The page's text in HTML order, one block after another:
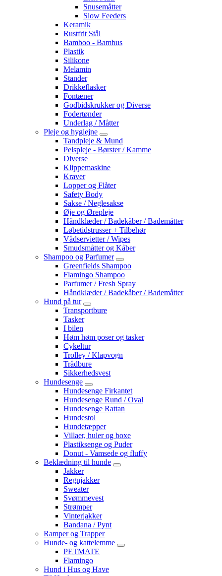
Snusemåtter
Slow Feeders
Keramik
Rustfrit Stål
Bamboo - Bambus
Plastik
Silikone
Melamin
Stander
Drikkeflasker
Fontæner
Godbidskrukker og Diverse
Fodertønder
Underlag / Måtter
Pleje og hygiejne
Tandpleje & Mund
Pelspleje - Børster / Kamme
Diverse
Klippemaskine
Kraver
Lopper og Flåter
Safety Body
Sakse / Neglesakse
Øje og Ørepleje
Håndklæder / Badekåber / Bademåtter
Løbetidstrusser + Tilbehør
Vådservietter / Wipes
Smudsmåtter og Kåber
Shampoo og Parfumer
Greenfields Shampoo
Flamingo Shampoo
Parfumer / Fresh Spray
Håndklæder / Badekåber / Bademåtter
Hund på tur
Transportbure
Tasker
I bilen
Høm høm poser og tasker
Cykeltur
Trolley / Klapvogn
Trådbure
Sikkerhedsvest
Hundesenge
Hundesenge Firkantet
Hundesenge Rund / Oval
Hundesenge Rattan
Hundestol
Hundetæpper
Villaer, huler og boxe
Plastiksenge og Puder
Donut - Vamsede og fluffy
Beklædning til hunde
Jakker
Regnjakker
Sweater
Svømmevest
Strømper
Vinterjakker
Bandana / Pynt
Ramper og Trapper
Hunde- og kattelemme
PETMATE
Flamingo
Hund i Hus og Have